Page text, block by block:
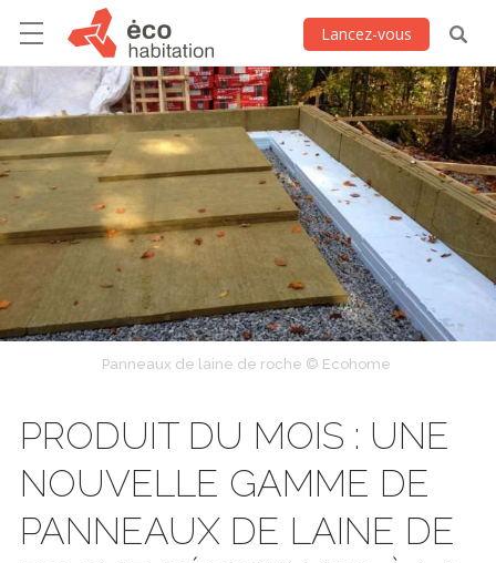
Lancez-vous
Panneaux de laine de roche © Ecohome
PRODUIT DU MOIS : UNE
NOUVELLE GAMME DE
PANNEAUX DE LAINE DE